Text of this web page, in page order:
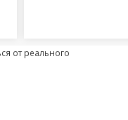
от реального